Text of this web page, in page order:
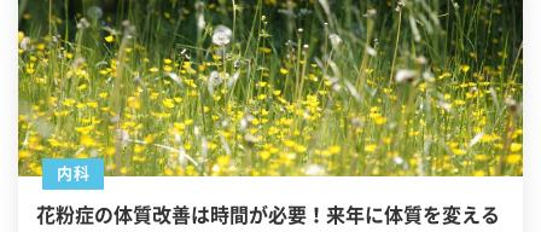
内科
花粉症の体質改善は時間が必要！来年に体質を変える